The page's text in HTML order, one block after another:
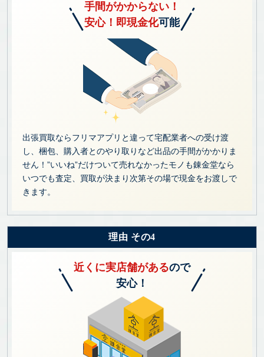
手間がかからない！
安心！即現金化可能
出張買取ならフリマアプリと違って宅配業者への受け渡
し、梱包、購入者とのやり取りなど出品の手間がかかりま
せん！”いいね”だけついて売れなかったモノも錬金堂なら
いつでも査定、買取が決まり次第その場で現金をお渡しで
きます。
理由 その4
近くに実店舗があるので
安心！